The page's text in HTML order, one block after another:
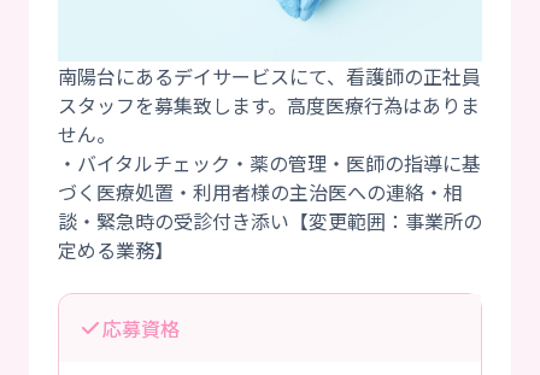
南陽台にあるデイサービスにて、看護師の正社員
スタッフを募集致します。高度医療行為はありま
せん。
・バイタルチェック・薬の管理・医師の指導に基
づく医療処置・利用者様の主治医への連絡・相
談・緊急時の受診付き添い【変更範囲：事業所の
応募資格